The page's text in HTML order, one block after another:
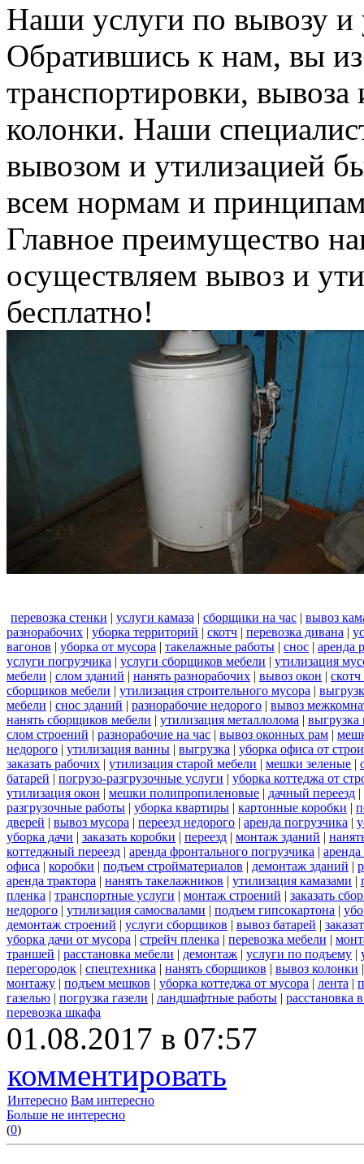
Наши услуги по вывозу и
Обратившись к нам, вы
транспортировки, вывоза
колонки. Наши
вывозом и утилизацией
всем нормам и
Главное преимущество
осуществляем вывоз и
бесплатно!
перевозка стенки | услуги камаза | сборщики на час | вывоз
разнорабочих | уборка территорий | скотч | перевозка дивана |
вагонов | уборка от мусора | такелажные работы | снос | аренда
услуги погрузчика | услуги сборщиков мебели | утилизация
мебели | слом зданий | нанять разнорабочих | вывоз окон |
сборщиков мебели | утилизация строительного мусора |
мебели | снос зданий | разнорабочие недорого | вывоз
нанять сборщиков мебели | утилизация металлолома | выгрузка
слом строений | разнорабочие на час | вывоз оконных рам |
недорого | утилизация ванны | выгрузка | уборка офиса от
заказать рабочих | утилизация старой мебели | мешки зеленые |
батарей | погрузо-разгрузочные услуги | уборка коттеджа от
утилизация окон | мешки полипропиленовые | дачный переезд |
разгрузочные работы | уборка квартиры | картонные коробки |
дверей | вывоз мусора | переезд недорого | аренда погрузчика |
уборка дачи | заказать коробки | переезд | монтаж зданий |
коттеджный переезд | аренда фронтального погрузчика |
офиса | коробки | подъем стройматериалов | демонтаж зданий |
аренда трактора | нанять такелажников | утилизация камазами |
пленка | транспортные услуги | монтаж строений | заказать
недорого | утилизация самосвалами | подъем гипсокартона |
демонтаж строений | услуги сборщиков | вывоз батарей |
уборка дачи от мусора | стрейч пленка | перевозка мебели |
траншей | расстановка мебели | демонтаж | услуги по подъему |
перегородок | спецтехника | нанять сборщиков | вывоз колонки
монтажу | подъем мешков | уборка коттеджа от мусора | лента |
газелью | погрузка газели | ландшафтные работы | расстановка
перевозка шкафа
01.08.2017 в 07:57
комментировать
Интересно Вам интересно
Больше не интересно
(0)